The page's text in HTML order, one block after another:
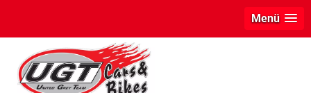
Menü
Das ausgewählte Fahrzeug ist leider nicht